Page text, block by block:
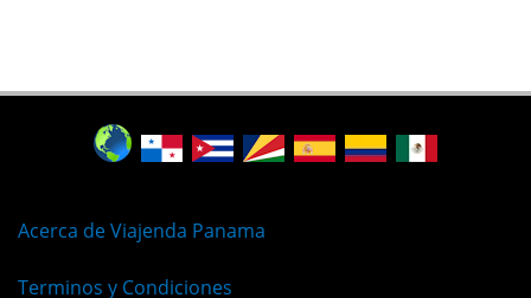
Acerca de Viajenda Panama
Terminos y Condiciones